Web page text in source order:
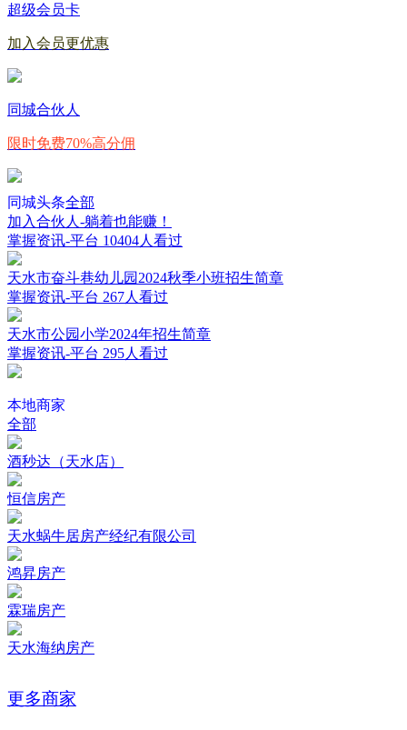
超级会员卡
加入会员更优惠
同城合伙人
限时免费70%高分佣
同城头条全部
加入合伙人-躺着也能赚！
掌握资讯-平台 10404人看过
天水市奋斗巷幼儿园2024秋季小班招生简章
掌握资讯-平台 267人看过
天水市公园小学2024年招生简章
掌握资讯-平台 295人看过
本地商家
全部
酒秒达（天水店）
恒信房产
天水蜗牛居房产经纪有限公司
鸿昇房产
霖瑞房产
天水海纳房产
更多商家